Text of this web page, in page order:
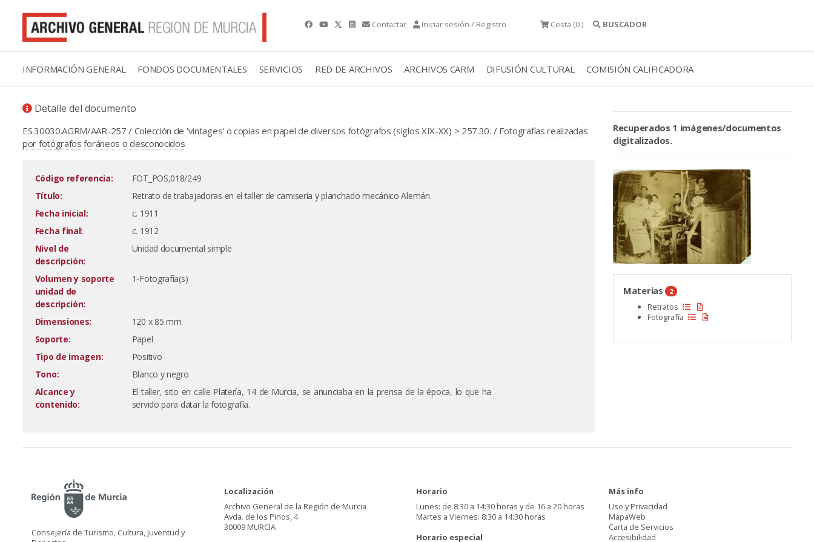
Contactar Iniciar sesión / Registro Cesta (0 ) BUSCADOR
INFORMACIÓN GENERAL FONDOS DOCUMENTALES SERVICIOS RED DE ARCHIVOS ARCHIVOS CARM DIFUSIÓN CULTURAL COMISIÓN CALIFICADORA
Detalle del documento
ES.30030.AGRM/AAR-257 / Colección de 'vintages' o copias en papel de diversos fotógrafos (siglos XIX-XX) > 257.30. / Fotografías realizadas
por fotógrafos foráneos o desconocidos
Código referencia:
FOT_POS,018/249
Título:
Retrato de trabajadoras en el taller de camisería y planchado mecánico Alemán.
Fecha inicial:
c. 1911
Fecha final:
c. 1912
Nivel de
descripción:
Unidad documental simple
Volumen y soporte
unidad de
descripción:
1-Fotografía(s)
Dimensiones:
120 x 85 mm.
Soporte:
Papel
Tipo de imagen:
Positivo
Tono:
Blanco y negro
Alcance y
contenido:
El taller, sito en calle Platería, 14 de Murcia, se anunciaba en la prensa de la época, lo que ha
servido para datar la fotografía.
Recuperados 1 imágenes/documentos
digitalizados.
Materias 2
Retratos
Fotografía
Consejería de Turismo, Cultura, Juventud y
Localización
Archivo General de la Región de Murcia
Avda. de los Pinos, 4
30009 MURCIA
Horario
Lunes: de 8:30 a 14:30 horas y de 16 a 20 horas
Martes a Viernes: 8:30 a 14:30 horas
Horario especial
Más info
Uso y Privacidad
MapaWeb
Carta de Servicios
Accesibilidad